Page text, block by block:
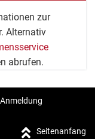
zur
Alternativ
abrufen.
Anmeldung
Seitenanfang